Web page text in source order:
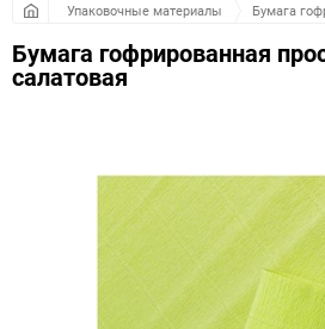
Упаковочные материалы Бумага
Бумага гофрированная
салатовая